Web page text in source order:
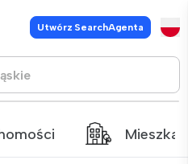
Utwórz SearchAgenta